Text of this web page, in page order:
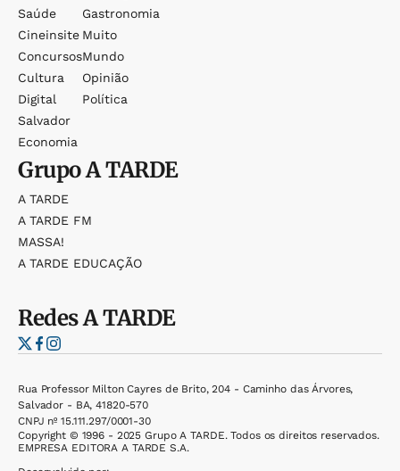
Saúde
Cineinsite
Concursos
Cultura
Digital
Salvador
Economia
Gastronomia
Muito
Mundo
Opinião
Política
GrupoA TARDE
A TARDE
A TARDE FM
MASSA!
A TARDE EDUCAÇÃO
RedesA TARDE
Rua Professor Milton Cayres de Brito, 204 - Caminho das Árvores,
Salvador - BA, 41820-570
CNPJ nº 15.111.297/0001-30
Copyright © 1996 - 2025 Grupo A TARDE. Todos os direitos reservados.
EMPRESA EDITORA A TARDE S.A.